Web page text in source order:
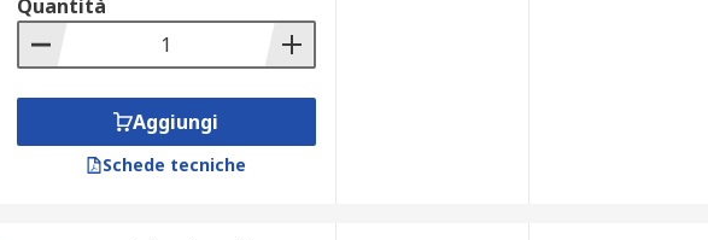
Quantità
Aggiungi
Schede tecniche